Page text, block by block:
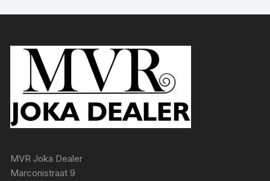
MVR Joka Dealer
Marconistraat 9